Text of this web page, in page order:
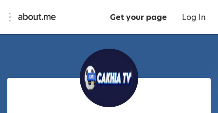
Get your page Log In